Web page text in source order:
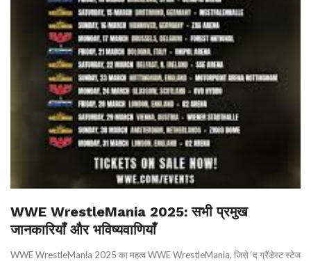
WWE WrestleMania 2025: सभी प्रमुख
जानकारियाँ और भविष्यवाणियाँ
WWE WrestleMania 2025 का महत्व WWE WrestleMania, जिसे ‘द ग्रैंडेस्ट स्टेज